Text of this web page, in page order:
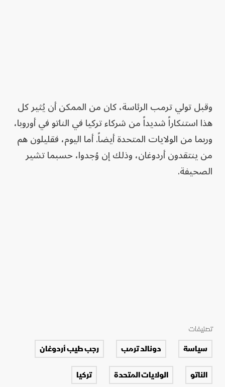
وقبل تولي ترمب الرئاسة، كان من الممكن أن يُثير كل
هذا استنكاراً شديداً من شركاء تركيا في الناتو في أوروبا،
وربما من الولايات المتحدة أيضاً. أما اليوم، فقليلون هم
من ينتقدون أردوغان، وذلك إن وُجدوا، حسبما تشير
الصحيفة.
تصنيفات
سياسة دونالد ترمب
رجب طيب أردوغان
الناتو
الولايات المتحدة تركيا